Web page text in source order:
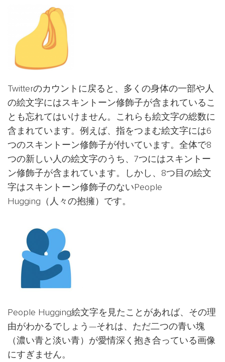
Twitterのカウントに戻ると、多くの身体の一部や人
の絵文字にはスキントーン修飾子が含まれているこ
とも忘れてはいけません。これらも絵文字の総数に
含まれています。例えば、指をつまむ絵文字には6
つのスキントーン修飾子が付いています。全体で8
つの新しい人の絵文字のうち、7つにはスキントー
ン修飾子が含まれています。しかし、8つ目の絵文
字はスキントーン修飾子のないPeople
Hugging（人々の抱擁）です。
People Hugging絵文字を見たことがあれば、その理
由がわかるでしょう—それは、ただ二つの青い塊
（濃い青と淡い青）が愛情深く抱き合っている画像
にすぎません。